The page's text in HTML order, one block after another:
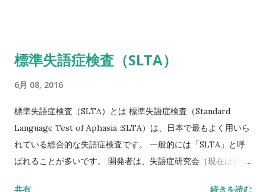
性骨折、軽微な外力とは、立った姿勢からの転倒か、それ以下
を確認することが望ましい。 注3 そのほかの脆弱性骨折：軽微
な外力によって発生した非外傷性骨折で、骨折部位は肋骨、骨
盤（恥骨、坐骨、仙骨を含む）上腕骨近位部、焼骨遠位端、下
腿骨。 注4 骨密度は原則として腰椎または大腿骨近位部骨密度
標準失語症検査（SLTA）
6月 08, 2016
標準失語症検査（SLTA）とは 標準失語症検査（Standard
Language Test of Aphasia :SLTA）は、日本で最もよく用いら
れている総合的な失語症検査です。 一般的には「SLTA」と呼
ばれることが多いです。 開発者は、失語症研究会（現在は日本
共有 続きを読む